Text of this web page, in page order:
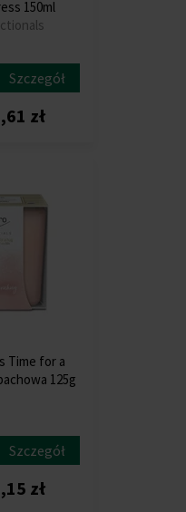
150ml
Szczegół
zł
Time for a
125g
Szczegół
zł